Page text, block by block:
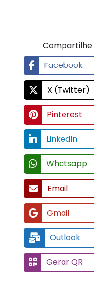
Compartilhe
Facebook
X (Twitter)
Pinterest
LinkedIn
Whatsapp
Email
Gmail
Outlook
Gerar QR